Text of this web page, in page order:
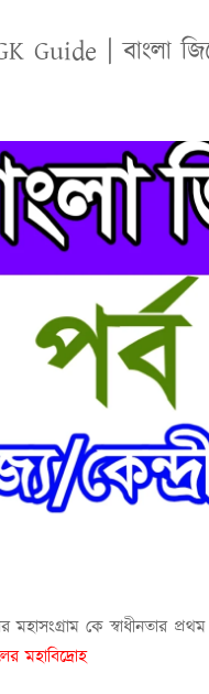
Guide | বাংলা
কে স্বাধীনতার
মহাবিদ্রোহ